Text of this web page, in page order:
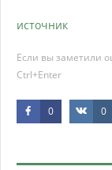
источник
Если вы заметили
Ctrl+Enter
0 0